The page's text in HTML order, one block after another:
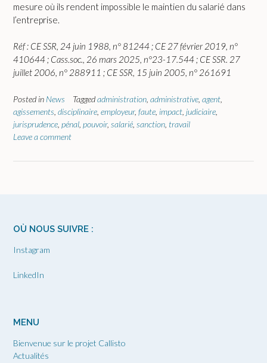
mesure où ils rendent impossible le maintien du salarié dans
l’entreprise.
Réf : CE SSR, 24 juin 1988, n° 81244 ; CE 27 février 2019, n°
410644 ; Cass.soc., 26 mars 2025, n°23-17.544 ; CE SSR. 27
juillet 2006, n° 288911 ; CE SSR, 15 juin 2005, n° 261691
Posted in News Taggedadministration administrative agent
agissements disciplinaire employeur, faute impact judiciaire
jurisprudence pénal pouvoir, salarié sanction travail
Leave a comment
OÙ NOUS SUIVRE :
Instagram
LinkedIn
MENU
Bienvenue sur le projet Callisto
Actualités